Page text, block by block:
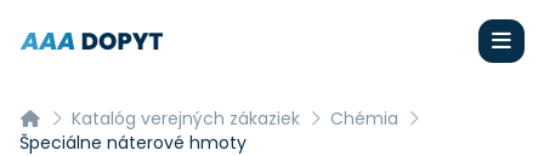
Katalóg verejných zákaziek
Chémia
Špeciálne náterové hmoty